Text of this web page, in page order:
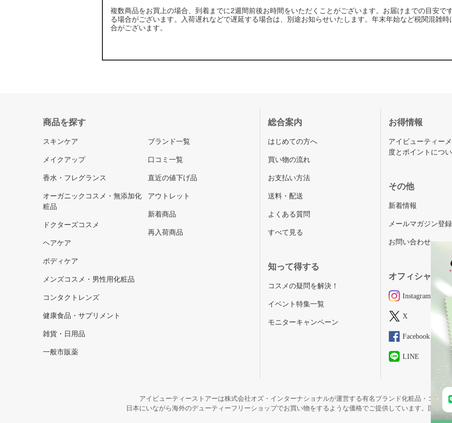
複数商品をお買上の場合、到着までに2週間前後お時間をいただくことがございます。お届けまでの目安で
る場合がございます。入荷遅れなどで遅延する場合は、別途お知らせいたします。年末年始など税関混雑
合がございます。
商品を探す
スキンケア
メイクアップ
香水・フレグランス
オーガニックコスメ・無添加化
粧品
ドクターズコスメ
ヘアケア
ボディケア
メンズコスメ・男性用化粧品
コンタクトレンズ
健康食品・サプリメント
雑貨・日用品
一般市販薬
ブランド一覧
口コミ一覧
直近の値下げ品
アウトレット
新着商品
再入荷商品
総合案内
はじめての方へ
買い物の流れ
お支払い方法
送料・配送
よくある質問
すべて見る
知って得する
コスメの疑問を解決！
イベント特集一覧
モニターキャンペーン
お得情報
アイビューティー
度とポイントにつ
その他
新着情報
メールマガジン登録
お問い合わせ
オフィシャル
Instagram
X
Facebook
LINE
アイビューティーストアーは株式会社オズ・インターナショナルが運営する有名ブランド化粧品・コスメ
日本にいながら海外のデューティーフリーショップでお買い物をするような価格でご提供しています。国内未